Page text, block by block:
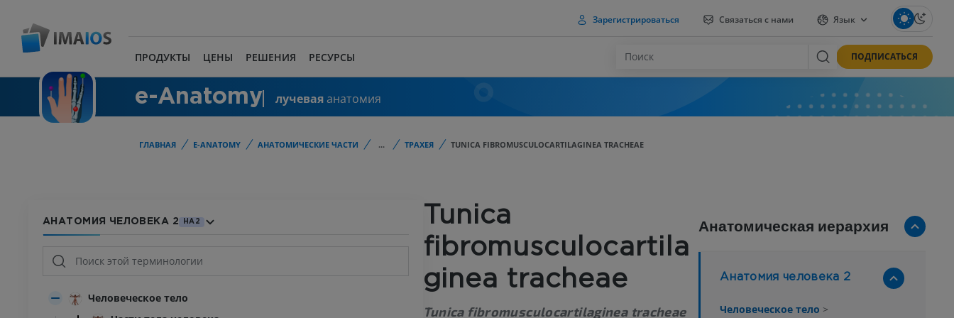
Зарегистрироваться Связаться с нами Язык
ПРОДУКТЫ ЦЕНЫ РЕШЕНИЯ РЕСУРСЫ ПОДПИСАТЬСЯ
e-Anatomy лучеваяанатомия
ГЛАВНАЯ E-ANATOMY АНАТОМИЧЕСКИЕ ЧАСТИ ... ТРАХЕЯ TUNICA FIBROMUSCULOCARTILAGINEA TRACHEAE
АНАТОМИЯ ЧЕЛОВЕКА 2 HA2
Человеческое тело
Tunica
fibromusculocartila
ginea tracheae
Tunica fibromusculocartilaginea tracheae
Анатомическая иерархия
Анатомия человека 2
Человеческое тело >